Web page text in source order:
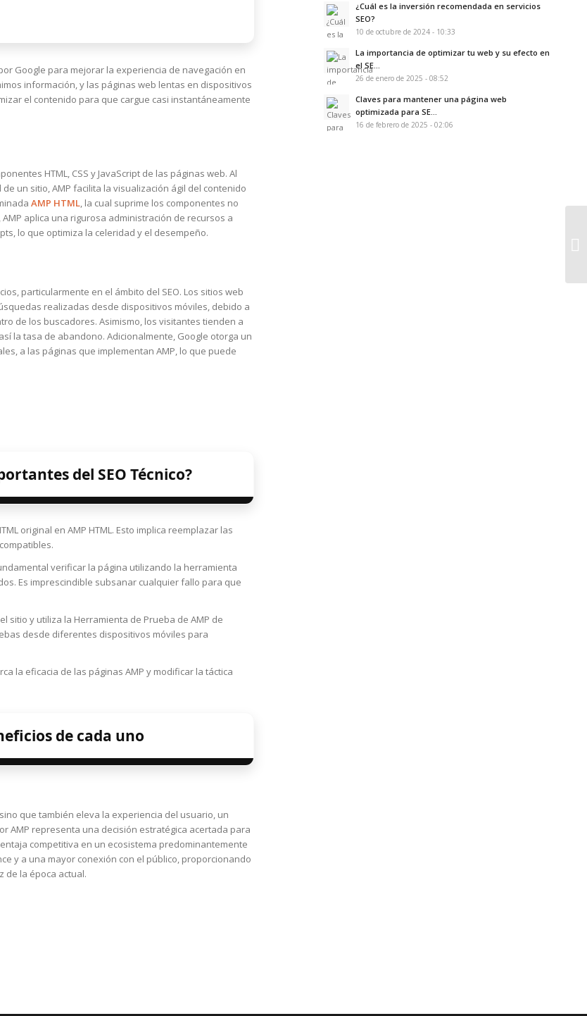
Google para mejorar la experiencia de navegación en
información, y las páginas web lentas en dispositivos
el contenido para que cargue casi instantáneamente
HTML, CSS y JavaScript de las páginas web. Al
un sitio, AMP facilita la visualización ágil del contenido
AMP HTML, la cual suprime los componentes no
aplica una rigurosa administración de recursos a
lo que optimiza la celeridad y el desempeño.
particularmente en el ámbito del SEO. Los sitios web
realizadas desde dispositivos móviles, debido a
de los buscadores. Asimismo, los visitantes tienden a
la tasa de abandono. Adicionalmente, Google otorga un
a las páginas que implementan AMP, lo que puede
del SEO Técnico?
original en AMP HTML. Esto implica reemplazar las
verificar la página utilizando la herramienta
Es imprescindible subsanar cualquier fallo para que
sitio y utiliza la Herramienta de Prueba de AMP de
desde diferentes dispositivos móviles para
la eficacia de las páginas AMP y modificar la táctica
de cada uno
que también eleva la experiencia del usuario, un
AMP representa una decisión estratégica acertada para
competitiva en un ecosistema predominantemente
y a una mayor conexión con el público, proporcionando
de la época actual.
¿Cuál es la inversión recomendada en servicios
SEO?
10 de octubre de 2024 - 10:33
La importancia de optimizar tu web y su efecto en
el SE...
26 de enero de 2025 - 08:52
Claves para mantener una página web
optimizada para SE...
16 de febrero de 2025 - 02:06